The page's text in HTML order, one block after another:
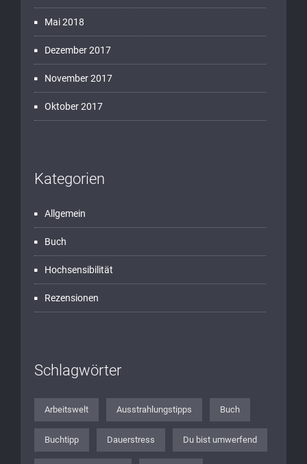
Mai 2018
Dezember 2017
November 2017
Oktober 2017
Kategorien
Allgemein
Buch
Hochsensibilität
Rezensionen
Schlagwörter
Arbeitswelt Ausstrahlungstipps Buch
Buchtipp Dauerstress Du bist umwerfend